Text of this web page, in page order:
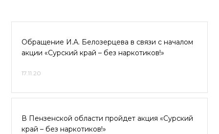
Обращение И.А. Белозерцева в связи с началом
акции «Сурский край – без наркотиков!»
17.11.20
В Пензенской области пройдет акция «Сурский
край – без наркотиков!»